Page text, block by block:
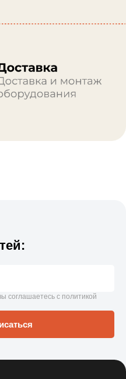
соглашаетесь с политикой